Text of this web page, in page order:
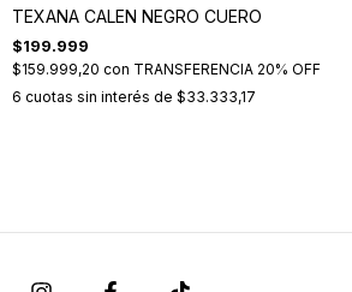
TEXANA CALEN NEGRO CUERO
$199.999
$159.999,20 con TRANSFERENCIA 20% OFF
6 cuotas sin interés de $33.333,17